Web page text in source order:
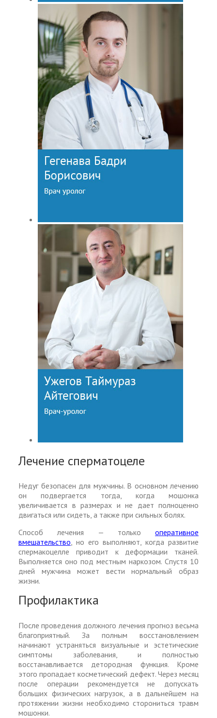
Лечение сперматоцеле
Недуг безопасен для мужчины. В основном лечению
он подвергается тогда, когда мошонка
увеличивается в размерах и не дает полноценно
двигаться или сидеть, а также при сильных болях.
Способ лечения — только оперативное
вмешательство, но его выполняют, когда развитие
спермакоцелле приводит к деформации тканей.
Выполняется оно под местным наркозом. Спустя 10
дней мужчина может вести нормальный образ
жизни.
Профилактика
После проведения должного лечения прогноз весьма
благоприятный. За полным восстановлением
начинают устраняться визуальные и эстетические
симптомы заболевания, и полностью
восстанавливается детородная функция. Кроме
этого пропадает косметический дефект. Через месяц
после операции рекомендуется не допускать
больших физических нагрузок, а в дальнейшем на
протяжении жизни необходимо сторониться травм
мошонки.